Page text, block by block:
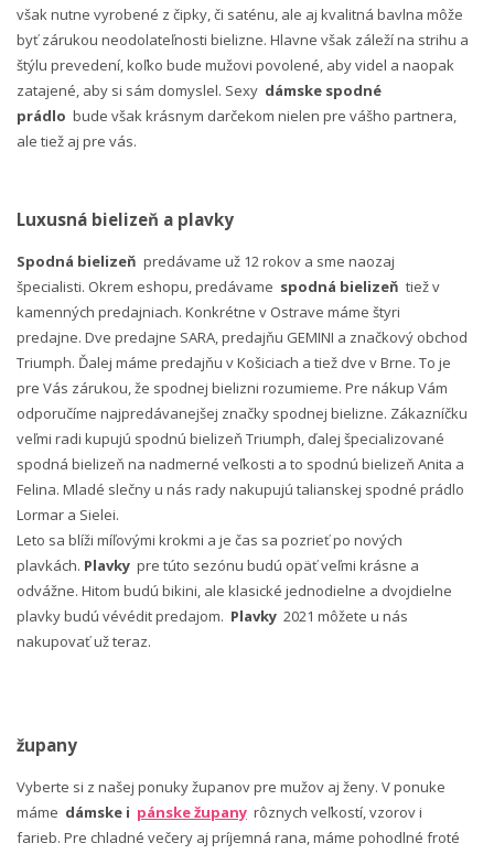
však nutne vyrobené z čipky, či saténu, ale aj kvalitná bavlna môže
byť zárukou neodolateľnosti bielizne. Hlavne však záleží na strihu a
štýlu prevedení, koľko bude mužovi povolené, aby videl a naopak
zatajené, aby si sám domyslel. Sexy dámske spodné
prádlo bude však krásnym darčekom nielen pre vášho partnera,
ale tiež aj pre vás.
Luxusná bielizeň a plavky
Spodná bielizeň predávame už 12 rokov a sme naozaj
špecialisti. Okrem eshopu, predávame spodná bielizeň tiež v
kamenných predajniach. Konkrétne v Ostrave máme štyri
predajne. Dve predajne SARA, predajňu GEMINI a značkový obchod
Triumph. Ďalej máme predajňu v Košiciach a tiež dve v Brne. To je
pre Vás zárukou, že spodnej bielizni rozumieme. Pre nákup Vám
odporučíme najpredávanejšej značky spodnej bielizne. Zákazníčku
veľmi radi kupujú spodnú bielizeň Triumph, ďalej špecializované
spodná bielizeň na nadmerné veľkosti a to spodnú bielizeň Anita a
Felina. Mladé slečny u nás rady nakupujú talianskej spodné prádlo
Lormar a Sielei.
Leto sa blíži míľovými krokmi a je čas sa pozrieť po nových
plavkách. Plavky pre túto sezónu budú opäť veľmi krásne a
odvážne. Hitom budú bikini, ale klasické jednodielne a dvojdielne
plavky budú vévédit predajom. Plavky 2021 môžete u nás
nakupovať už teraz.
župany
Vyberte si z našej ponuky županov pre mužov aj ženy. V ponuke
máme dámske i pánske župany rôznych veľkostí, vzorov i
farieb. Pre chladné večery aj príjemná rana, máme pohodlné froté